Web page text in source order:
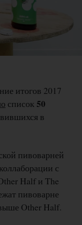
итогов 2017
список 50
в
пивоварней
с
Half и The
пивоварне
Other Half.